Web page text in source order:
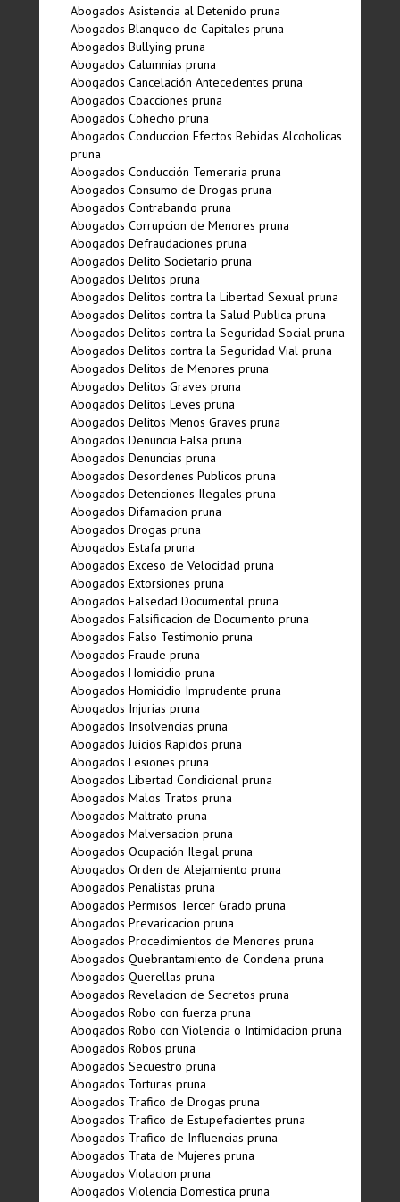
Abogados Asistencia al Detenido pruna
Abogados Blanqueo de Capitales pruna
Abogados Bullying pruna
Abogados Calumnias pruna
Abogados Cancelación Antecedentes pruna
Abogados Coacciones pruna
Abogados Cohecho pruna
Abogados Conduccion Efectos Bebidas Alcoholicas
pruna
Abogados Conducción Temeraria pruna
Abogados Consumo de Drogas pruna
Abogados Contrabando pruna
Abogados Corrupcion de Menores pruna
Abogados Defraudaciones pruna
Abogados Delito Societario pruna
Abogados Delitos pruna
Abogados Delitos contra la Libertad Sexual pruna
Abogados Delitos contra la Salud Publica pruna
Abogados Delitos contra la Seguridad Social pruna
Abogados Delitos contra la Seguridad Vial pruna
Abogados Delitos de Menores pruna
Abogados Delitos Graves pruna
Abogados Delitos Leves pruna
Abogados Delitos Menos Graves pruna
Abogados Denuncia Falsa pruna
Abogados Denuncias pruna
Abogados Desordenes Publicos pruna
Abogados Detenciones Ilegales pruna
Abogados Difamacion pruna
Abogados Drogas pruna
Abogados Estafa pruna
Abogados Exceso de Velocidad pruna
Abogados Extorsiones pruna
Abogados Falsedad Documental pruna
Abogados Falsificacion de Documento pruna
Abogados Falso Testimonio pruna
Abogados Fraude pruna
Abogados Homicidio pruna
Abogados Homicidio Imprudente pruna
Abogados Injurias pruna
Abogados Insolvencias pruna
Abogados Juicios Rapidos pruna
Abogados Lesiones pruna
Abogados Libertad Condicional pruna
Abogados Malos Tratos pruna
Abogados Maltrato pruna
Abogados Malversacion pruna
Abogados Ocupación Ilegal pruna
Abogados Orden de Alejamiento pruna
Abogados Penalistas pruna
Abogados Permisos Tercer Grado pruna
Abogados Prevaricacion pruna
Abogados Procedimientos de Menores pruna
Abogados Quebrantamiento de Condena pruna
Abogados Querellas pruna
Abogados Revelacion de Secretos pruna
Abogados Robo con fuerza pruna
Abogados Robo con Violencia o Intimidacion pruna
Abogados Robos pruna
Abogados Secuestro pruna
Abogados Torturas pruna
Abogados Trafico de Drogas pruna
Abogados Trafico de Estupefacientes pruna
Abogados Trafico de Influencias pruna
Abogados Trata de Mujeres pruna
Abogados Violacion pruna
Abogados Violencia Domestica pruna